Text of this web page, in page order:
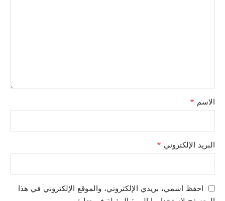
الاسم *
البريد الإلكتروني *
احفظ اسمي، بريدي الإلكتروني، والموقع الإلكتروني في هذا